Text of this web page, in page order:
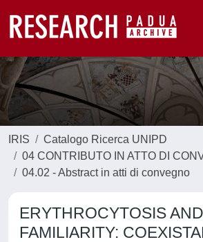
IRIS
Catalogo Ricerca UNIPD
04 CONTRIBUTO IN ATTO DI
04.02 - Abstract in atti di convegno
ERYTHROCYTOSIS AND
FAMILIARITY: